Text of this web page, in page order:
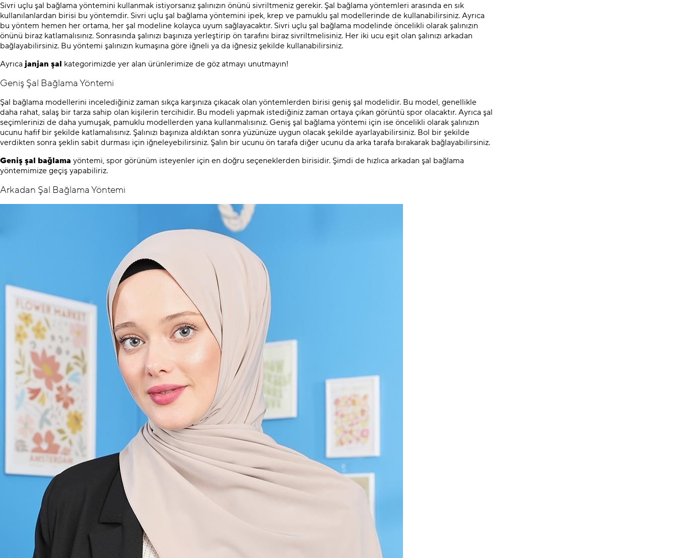
Sivri uçlu şal bağlama yöntemini kullanmak istiyorsanız şalınızın önünü sivriltmeniz gerekir. Şal bağlama yöntemleri arasında en sık
kullanılanlardan birisi bu yöntemdir. Sivri uçlu şal bağlama yöntemini ipek, krep ve pamuklu şal modellerinde de kullanabilirsiniz. Ayrıca
bu yöntem hemen her ortama, her şal modeline kolayca uyum sağlayacaktır. Sivri uçlu şal bağlama modelinde öncelikli olarak şalınızın
önünü biraz katlamalısınız. Sonrasında şalınızı başınıza yerleştirip ön tarafını biraz sivriltmelisiniz. Her iki ucu eşit olan şalınızı arkadan
bağlayabilirsiniz. Bu yöntemi şalınızın kumaşına göre iğneli ya da iğnesiz şekilde kullanabilirsiniz.
Ayrıca janjan şal kategorimizde yer alan ürünlerimize de göz atmayı unutmayın!
Geniş Şal Bağlama Yöntemi
Şal bağlama modellerini incelediğiniz zaman sıkça karşınıza çıkacak olan yöntemlerden birisi geniş şal modelidir. Bu model, genellikle
daha rahat, salaş bir tarza sahip olan kişilerin tercihidir. Bu modeli yapmak istediğiniz zaman ortaya çıkan görüntü spor olacaktır. Ayrıca şal
seçimlerinizi de daha yumuşak, pamuklu modellerden yana kullanmalısınız. Geniş şal bağlama yöntemi için ise öncelikli olarak şalınızın
ucunu hafif bir şekilde katlamalısınız. Şalınızı başınıza aldıktan sonra yüzünüze uygun olacak şekilde ayarlayabilirsiniz. Bol bir şekilde
verdikten sonra şeklin sabit durması için iğneleyebilirsiniz. Şalın bir ucunu ön tarafa diğer ucunu da arka tarafa bırakarak bağlayabilirsiniz.
Geniş şal bağlama yöntemi, spor görünüm isteyenler için en doğru seçeneklerden birisidir. Şimdi de hızlıca arkadan şal bağlama
yöntemimize geçiş yapabiliriz.
Arkadan Şal Bağlama Yöntemi